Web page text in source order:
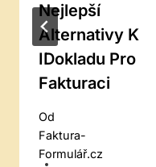
Nejlepší
Alternativy K
IDokladu Pro
Fakturaci
Od
Faktura-
Formulář.cz